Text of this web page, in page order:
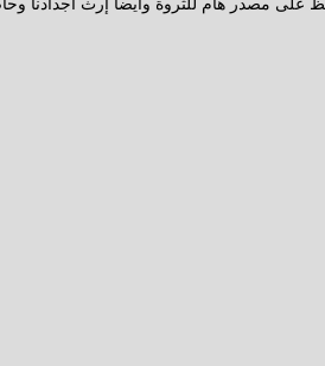
على مصدر هام للثروة وأيضا إرث أجدادنا